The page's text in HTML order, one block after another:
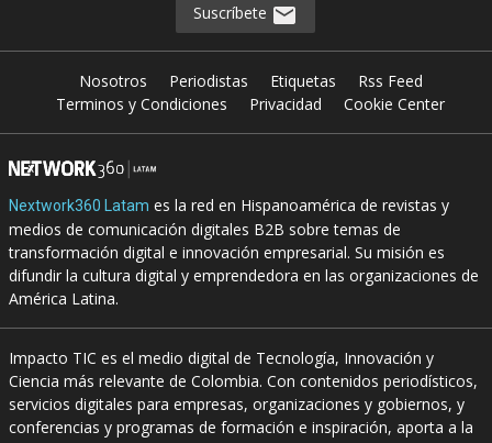
Suscríbete
Nosotros Periodistas Etiquetas
Rss Feed
Terminos y Condiciones
Privacidad Cookie Center
Nextwork360 Latam es la red en Hispanoamérica de revistas y
medios de comunicación digitales B2B sobre temas de
transformación digital e innovación empresarial. Su misión es
difundir la cultura digital y emprendedora en las organizaciones de
América Latina.
Impacto TIC es el medio digital de Tecnología, Innovación y
Ciencia más relevante de Colombia. Con contenidos periodísticos,
servicios digitales para empresas, organizaciones y gobiernos, y
conferencias y programas de formación e inspiración, aporta a la